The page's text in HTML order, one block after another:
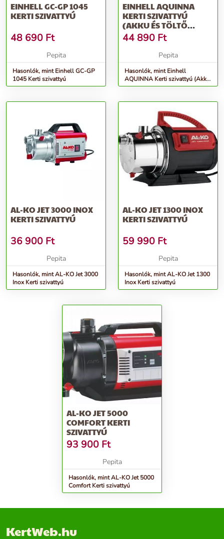
EINHELL GC-GP 1045
KERTI SZIVATTYÚ
48 690 Ft
Pepita
Hasonlók, mint Einhell GC-GP
1045 Kerti szivattyú
EINHELL AQUINNA
KERTI SZIVATTYÚ
(AKKU ÉS TÖLTŐ
NÉLKÜL)
44 890 Ft
Pepita
Hasonlók, mint Einhell
AQUINNA Kerti szivattyú (Akku
és töltő nélkül)
AL-KO JET 3000 INOX
KERTI SZIVATTYÚ
36 900 Ft
Pepita
Hasonlók, mint AL-KO Jet 3000
Inox Kerti szivattyú
AL-KO JET 1300 INOX
KERTI SZIVATTYÚ
59 990 Ft
Pepita
Hasonlók, mint AL-KO Jet 1300
Inox Kerti szivattyú
AL-KO JET 5000
COMFORT KERTI
SZIVATTYÚ
93 900 Ft
Pepita
Hasonlók, mint AL-KO Jet 5000
Comfort Kerti szivattyú
KertWeb.hu